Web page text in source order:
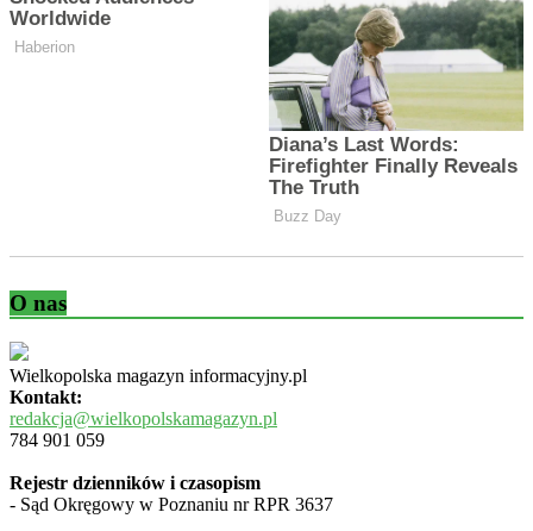
O nas
Wielkopolska magazyn informacyjny.pl
Kontakt:
redakcja@wielkopolskamagazyn.pl
784 901 059
Rejestr dzienników i czasopism
- Sąd Okręgowy w Poznaniu nr RPR 3637